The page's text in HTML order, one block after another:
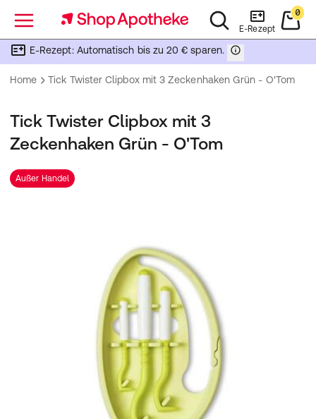
Menü E-Rezept
0
E-Rezept: Automatisch bis zu 20 € sparen.
Home Tick Twister Clipbox mit 3 Zeckenhaken Grün - O'Tom
Tick Twister Clipbox mit 3
Zeckenhaken Grün - O'Tom
Außer Handel